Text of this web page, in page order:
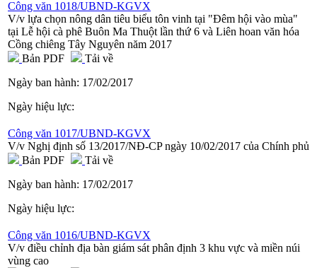
Công văn 1018/UBND-KGVX
V/v lựa chọn nông dân tiêu biểu tôn vinh tại "Đêm hội vào mùa"
tại Lễ hội cà phê Buôn Ma Thuột lần thứ 6 và Liên hoan văn hóa
Cồng chiêng Tây Nguyên năm 2017
Bản PDF
Tải về
Ngày ban hành: 17/02/2017
Ngày hiệu lực:
Công văn 1017/UBND-KGVX
V/v Nghị định số 13/2017/NĐ-CP ngày 10/02/2017 của Chính phủ
Bản PDF
Tải về
Ngày ban hành: 17/02/2017
Ngày hiệu lực:
Công văn 1016/UBND-KGVX
V/v điều chỉnh địa bàn giám sát phân định 3 khu vực và miền núi
vùng cao